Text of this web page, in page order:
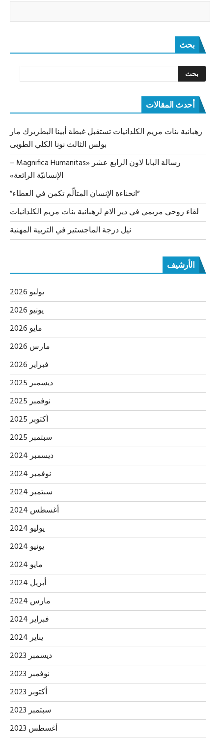
بحث
أحدث المقالات
رهبانية بنات مريم الكلدانيات تستقبل غبطة أبينا البطريرك مار
بولس الثالث نونا الكلي الطوبى
رسالة البابا لاون الرابع عشر «Magnifica Humanitas –
الإنسانيّة الرائعة»
“انحناءة الإنسان المتألّم تكمن في العطاء”
لقاء روحي مريمي في دير الام لرهبانية بنات مريم الكلدانيات
نيل درجة الماجستير في التربية المهنية
الأرشيف
يوليو 2026
يونيو 2026
مايو 2026
مارس 2026
فبراير 2026
ديسمبر 2025
نوفمبر 2025
أكتوبر 2025
سبتمبر 2025
ديسمبر 2024
نوفمبر 2024
سبتمبر 2024
أغسطس 2024
يوليو 2024
يونيو 2024
مايو 2024
أبريل 2024
مارس 2024
فبراير 2024
يناير 2024
ديسمبر 2023
نوفمبر 2023
أكتوبر 2023
سبتمبر 2023
أغسطس 2023